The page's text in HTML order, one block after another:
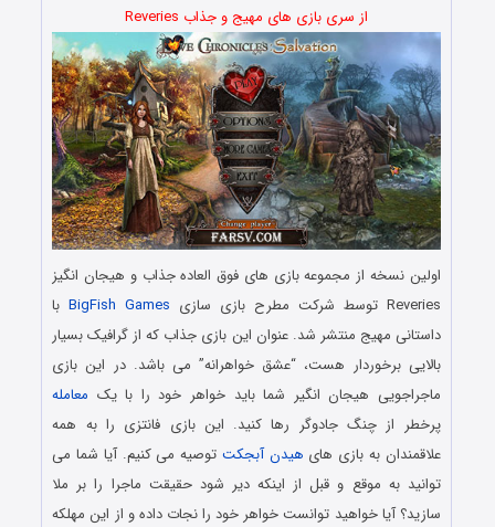
از سری بازی های مهیج و جذاب Reveries
اولین نسخه از مجموعه بازی های فوق العاده جذاب و هیجان انگیز
Reveries توسط شرکت مطرح بازی سازی
BigFish Gamesبا
داستانی مهیج منتشر شد. عنوان این بازی جذاب که از گرافیک بسیار
بالایی برخوردار هست، “عشق خواهرانه” می باشد. در این بازی
ماجراجویی هیجان انگیر شما باید خواهر خود را با یک معامله
پرخطر از چنگ جادوگر رها کنید. این بازی فانتزی را به همه
علاقمندان به بازی های هیدن آبجکت توصیه می کنیم. آیا شما می
توانید به موقع و قبل از اینکه دیر شود حقیقت ماجرا را بر ملا
سازید؟ آیا خواهید توانست خواهر خود را نجات داده و از این مهلکه